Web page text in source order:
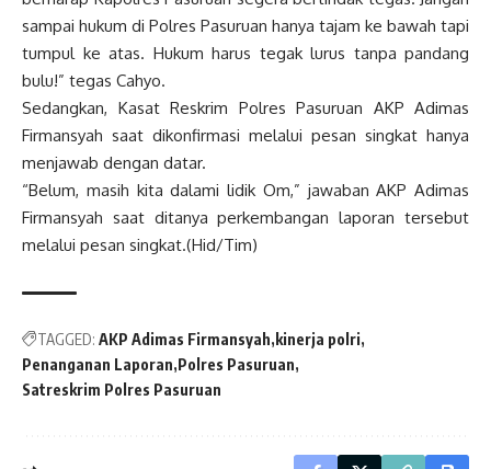
sampai hukum di Polres Pasuruan hanya tajam ke bawah tapi
tumpul ke atas. Hukum harus tegak lurus tanpa pandang
bulu!” tegas Cahyo.
Sedangkan, Kasat Reskrim Polres Pasuruan AKP Adimas
Firmansyah saat dikonfirmasi melalui pesan singkat hanya
menjawab dengan datar.
“Belum, masih kita dalami lidik Om,” jawaban AKP Adimas
Firmansyah saat ditanya perkembangan laporan tersebut
melalui pesan singkat.(Hid/Tim)
TAGGED: AKP Adimas Firmansyah kinerja polri
Penanganan Laporan Polres Pasuruan
Satreskrim Polres Pasuruan